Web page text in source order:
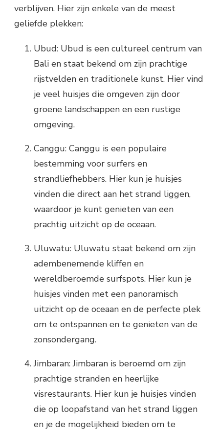
verblijven. Hier zijn enkele van de meest
geliefde plekken:
Ubud: Ubud is een cultureel centrum van
Bali en staat bekend om zijn prachtige
rijstvelden en traditionele kunst. Hier vind
je veel huisjes die omgeven zijn door
groene landschappen en een rustige
omgeving.
Canggu: Canggu is een populaire
bestemming voor surfers en
strandliefhebbers. Hier kun je huisjes
vinden die direct aan het strand liggen,
waardoor je kunt genieten van een
prachtig uitzicht op de oceaan.
Uluwatu: Uluwatu staat bekend om zijn
adembenemende kliffen en
wereldberoemde surfspots. Hier kun je
huisjes vinden met een panoramisch
uitzicht op de oceaan en de perfecte plek
om te ontspannen en te genieten van de
zonsondergang.
Jimbaran: Jimbaran is beroemd om zijn
prachtige stranden en heerlijke
visrestaurants. Hier kun je huisjes vinden
die op loopafstand van het strand liggen
en je de mogelijkheid bieden om te